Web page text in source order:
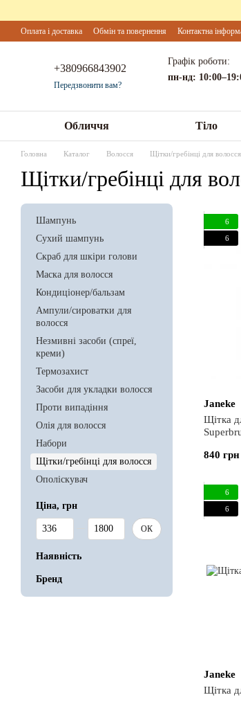
Оплата і доставка Обмін та повернення Контактна
+380966843902
Передзвонити вам?
Графік роботи:
пн-нд:
Обличчя Тіло
Головна Каталог Волосся Щітки/гребінці для волосся
Щітки/гребінці для
6
6
Janeke
Щітка
840 грн
6
6
Janeke
Щітка
Шампунь
Сухий шампунь
Скраб для шкіри голови
Маска для волосся
Кондиціонер/бальзам
Ампули/сироватки для
волосся
Незмивні засоби (спреї,
креми)
Термозахист
Засоби для укладки волосся
Проти випадіння
Олія для волосся
Набори
Щітки/гребінці для волосся
Ополіскувач
Ціна, грн
Від Ціна, грн
До Ціна, грн
ОК
Наявність
Бренд